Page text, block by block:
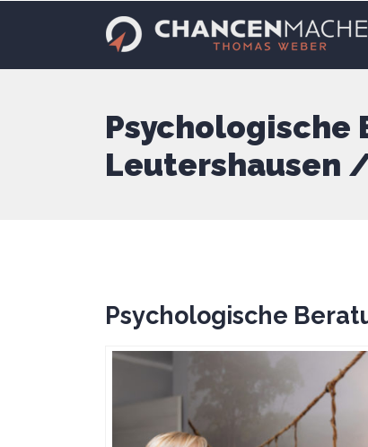
Psychologische
Leutershausen
Psychologische